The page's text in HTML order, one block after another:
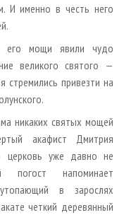
И именно в честь него
его мощи явили чудо
великого святого —
стремились привезти на
никаких святых мощей
акафист Дмитрия
церковь уже давно не
погост напоминает
в зарослях
четкий деревянный